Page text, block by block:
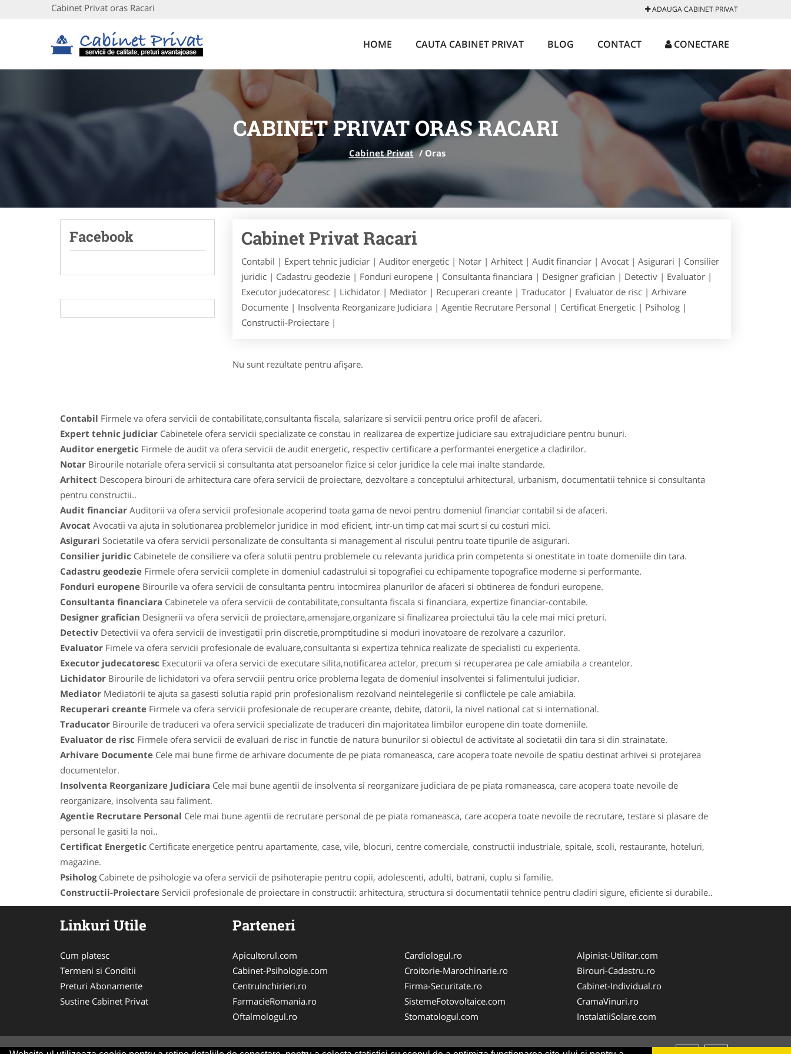
Cabinet Privat oras Racari ADAUGA CABINET PRIVAT
HOME CAUTA CABINET PRIVAT BLOG CONTACT CONECTARE
CABINET PRIVAT ORAS RACARI
Cabinet Privat / Oras
Facebook Cabinet Privat Racari
Contabil | Expert tehnic judiciar | Auditor energetic | Notar | Arhitect | Audit financiar | Avocat | Asigurari | Consilier
juridic | Cadastru geodezie | Fonduri europene | Consultanta financiara | Designer grafician | Detectiv | Evaluator |
Executor judecatoresc | Lichidator | Mediator | Recuperari creante | Traducator | Evaluator de risc | Arhivare
Documente | Insolventa Reorganizare Judiciara | Agentie Recrutare Personal | Certificat Energetic | Psiholog |
Constructii-Proiectare |
Nu sunt rezultate pentru afişare.
Contabil Firmele va ofera servicii de contabilitate,consultanta fiscala, salarizare si servicii pentru orice profil de afaceri.
Expert tehnic judiciar Cabinetele ofera servicii specializate ce constau in realizarea de expertize judiciare sau extrajudiciare pentru bunuri.
Auditor energetic Firmele de audit va ofera servicii de audit energetic, respectiv certificare a performantei energetice a cladirilor.
Notar Birourile notariale ofera servicii si consultanta atat persoanelor fizice si celor juridice la cele mai inalte standarde.
Arhitect Descopera birouri de arhitectura care ofera servicii de proiectare, dezvoltare a conceptului arhitectural, urbanism, documentatii tehnice si consultanta
pentru constructii..
Audit financiar Auditorii va ofera servicii profesionale acoperind toata gama de nevoi pentru domeniul financiar contabil si de afaceri.
Avocat Avocatii va ajuta in solutionarea problemelor juridice in mod eficient, intr-un timp cat mai scurt si cu costuri mici.
Asigurari Societatile va ofera servicii personalizate de consultanta si management al riscului pentru toate tipurile de asigurari.
Consilier juridic Cabinetele de consiliere va ofera solutii pentru problemele cu relevanta juridica prin competenta si onestitate in toate domeniile din tara.
Cadastru geodezie Firmele ofera servicii complete in domeniul cadastrului si topografiei cu echipamente topografice moderne si performante.
Fonduri europene Birourile va ofera servicii de consultanta pentru intocmirea planurilor de afaceri si obtinerea de fonduri europene.
Consultanta financiara Cabinetele va ofera servicii de contabilitate,consultanta fiscala si financiara, expertize financiar-contabile.
Designer grafician Designerii va ofera servicii de proiectare,amenajare,organizare si finalizarea proiectului tău la cele mai mici preturi.
Detectiv Detectivii va ofera servicii de investigatii prin discretie,promptitudine si moduri inovatoare de rezolvare a cazurilor.
Evaluator Fimele va ofera servicii profesionale de evaluare,consultanta si expertiza tehnica realizate de specialisti cu experienta.
Executor judecatoresc Executorii va ofera servici de executare silita,notificarea actelor, precum si recuperarea pe cale amiabila a creantelor.
Lichidator Birourile de lichidatori va ofera servciii pentru orice problema legata de domeniul insolventei si falimentului judiciar.
Mediator Mediatorii te ajuta sa gasesti solutia rapid prin profesionalism rezolvand neintelegerile si conflictele pe cale amiabila.
Recuperari creante Firmele va ofera servicii profesionale de recuperare creante, debite, datorii, la nivel national cat si international.
Traducator Birourile de traduceri va ofera servicii specializate de traduceri din majoritatea limbilor europene din toate domeniile.
Evaluator de risc Firmele ofera servicii de evaluari de risc in functie de natura bunurilor si obiectul de activitate al societatii din tara si din strainatate.
Arhivare Documente Cele mai bune firme de arhivare documente de pe piata romaneasca, care acopera toate nevoile de spatiu destinat arhivei si protejarea
documentelor.
Insolventa Reorganizare Judiciara Cele mai bune agentii de insolventa si reorganizare judiciara de pe piata romaneasca, care acopera toate nevoile de
reorganizare, insolventa sau faliment.
Agentie Recrutare Personal Cele mai bune agentii de recrutare personal de pe piata romaneasca, care acopera toate nevoile de recrutare, testare si plasare de
personal le gasiti la noi..
Certificat Energetic Certificate energetice pentru apartamente, case, vile, blocuri, centre comerciale, constructii industriale, spitale, scoli, restaurante, hoteluri,
magazine.
PsihologCabinete de psihologie va ofera servicii de psihoterapie pentru copii, adolescenti, adulti, batrani, cuplu si familie.
Constructii-Proiectare Servicii profesionale de proiectare in constructii: arhitectura, structura si documentatii tehnice pentru cladiri sigure, eficiente si durabile..
Linkuri Utile
Cum platesc
Termeni si Conditii
Preturi Abonamente
Sustine Cabinet Privat
Parteneri
Apicultorul.com
Cabinet-Psihologie.com
CentruInchirieri.ro
FarmacieRomania.ro
Oftalmologul.ro
Cardiologul.ro
Croitorie-Marochinarie.ro
Firma-Securitate.ro
SistemeFotovoltaice.com
Stomatologul.com
Alpinist-Utilitar.com
Birouri-Cadastru.ro
Cabinet-Individual.ro
CramaVinuri.ro
InstalatiiSolare.com